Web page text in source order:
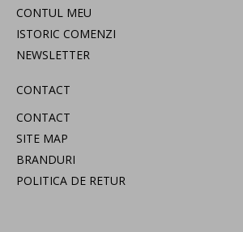
CONTUL MEU
ISTORIC COMENZI
NEWSLETTER
CONTACT
CONTACT
SITE MAP
BRANDURI
POLITICA DE RETUR